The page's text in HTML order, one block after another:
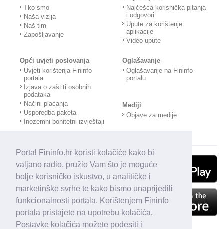
Portal Fininfo.hr koristi kolačiće kako bi
valjano radio, pružio Vam što je moguće
bolje korisničko iskustvo, u analitičke i
marketinške svrhe te kako bismo unaprijedili
funkcionalnosti portala. Korištenjem Fininfo
portala pristajete na upotrebu kolačića.
Postavke kolačića možete podesiti i
Tko smo
Naša vizija
Naš tim
Zapošljavanje
Najčešća korisnička pitanja
i odgovori
Upute za korištenje
aplikacije
Video upute
Opći uvjeti poslovanja
Uvjeti korištenja Fininfo
portala
Izjava o zaštiti osobnih
podataka
Načini plaćanja
Usporedba paketa
Inozemni bonitetni izvještaji
Oglašavanje
Oglašavanje na Fininfo
portalu
Mediji
Objave za medije